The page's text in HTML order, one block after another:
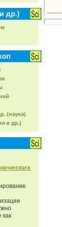
др.)
(наука)
и др.)
как